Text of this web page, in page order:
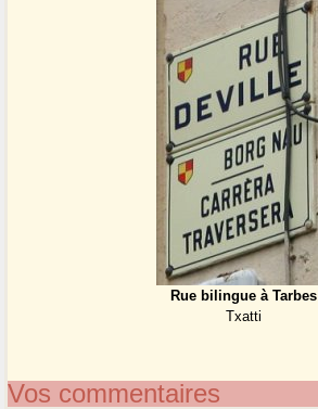
Rue bilingue à Tarbes
Txatti
Vos commentaires